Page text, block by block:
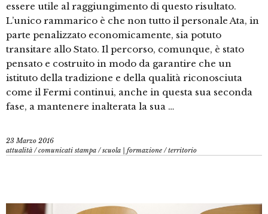
essere utile al raggiungimento di questo risultato.
L’unico rammarico è che non tutto il personale Ata, in
parte penalizzato economicamente, sia potuto
transitare allo Stato. Il percorso, comunque, è stato
pensato e costruito in modo da garantire che un
istituto della tradizione e della qualità riconosciuta
come il Fermi continui, anche in questa sua seconda
fase, a mantenere inalterata la sua …
23 Marzo 2016
attualità /comunicati stampa /scuola | formazione /territorio